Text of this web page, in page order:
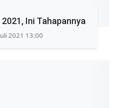
Ini Tahapannya
2021 13:00